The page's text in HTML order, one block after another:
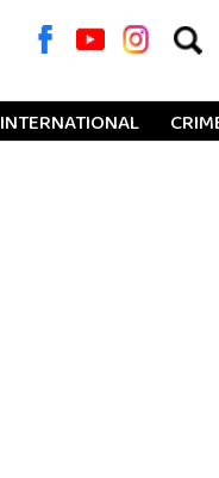
for:
INTERNATIONAL